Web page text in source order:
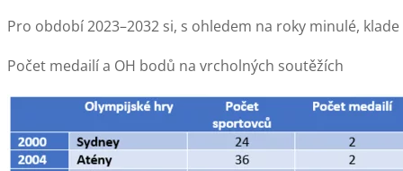
Pro období 2023–2032 si, s ohledem na roky minulé,
Počet medailí a OH bodů na vrcholných soutěžích